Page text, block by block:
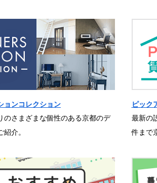
ョンコレクション
のさまざまな個性のある京都のデ
介。
ピック
最新の
件まで